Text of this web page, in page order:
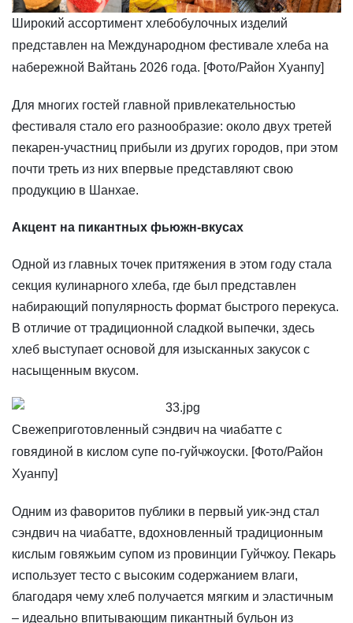
Широкий ассортимент хлебобулочных изделий
представлен на Международном фестивале хлеба на
набережной Вайтань 2026 года. [Фото/Район Хуанпу]
​Для многих гостей главной привлекательностью
фестиваля стало его разнообразие: около двух третей
пекарен-участниц прибыли из других городов, при этом
почти треть из них впервые представляют свою
продукцию в Шанхае.
Акцент на пикантных фьюжн-вкусах
Одной из главных точек притяжения в этом году стала
секция кулинарного хлеба, где был представлен
набирающий популярность формат быстрого перекуса.
В отличие от традиционной сладкой выпечки, здесь
хлеб выступает основой для изысканных закусок с
насыщенным вкусом.
Свежеприготовленный сэндвич на чиабатте с
говядиной в кислом супе по-гуйчжоуски. [Фото/Район
Хуанпу]
​Одним из фаворитов публики в первый уик-энд стал
сэндвич на чиабатте, вдохновленный традиционным
кислым говяжьим супом из провинции Гуйчжоу. Пекарь
использует тесто с высоким содержанием влаги,
благодаря чему хлеб получается мягким и эластичным
– идеально впитывающим пикантный бульон из